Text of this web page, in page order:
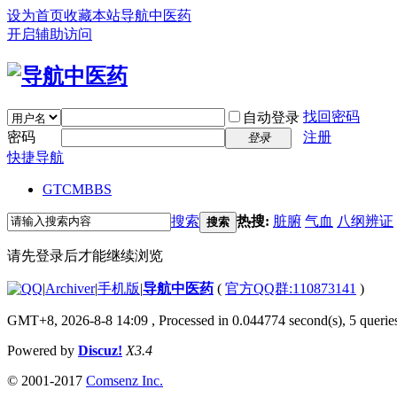
设为首页收藏本站导航中医药
开启辅助访问
自动登录 找回密码
密码
登录
注册
快捷导航
GTCMBBS
搜索 搜索 热搜: 脏腑 气血 八纲辨证
请先登录后才能继续浏览
|Archiver|手机版|导航中医药 ( 官方QQ群:110873141 )
GMT+8, 2026-8-8 14:09 , Processed in 0.044774 second(s), 5
Powered by Discuz! X3.4
© 2001-2017 Comsenz Inc.